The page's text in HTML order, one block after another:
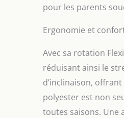
pour les parents
Ergonomie et
Avec sa rotation
réduisant ainsi le
d’inclinaison,
polyester est non
toutes saisons. Une